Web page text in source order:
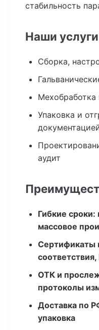
стабильность
Наши услуги
Сборка,
Мехобработка
Упаковка и
аудит
Гибкие
массовое
Сертификаты
соответствия,
ОТК и
протоколы
Доставка по
упаковка